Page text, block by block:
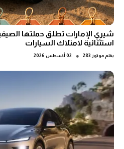
شيري الإمارات تطلق حملتها
استثنائية لامتلاك السيارات
بقلم موتور 283 ● 02 أغسطس 2026